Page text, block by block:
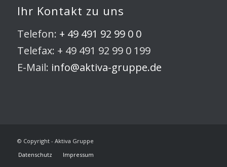
Ihr Kontakt zu uns
Telefon: + 49 491 92 99 0 0
Telefax: + 49 491 92 99 0 199
E-Mail: info@aktiva-gruppe.de
© Copyright - Aktiva Gruppe
Datenschutz
Impressum